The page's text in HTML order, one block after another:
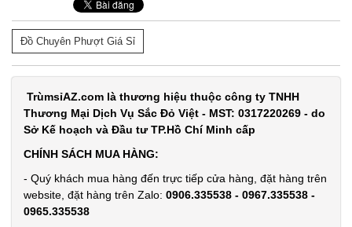
Đồ Chuyên Phượt Giá Sỉ
TrùmsỉAZ.com là thương hiệu thuộc công ty TNHH
Thương Mại Dịch Vụ Sắc Đỏ Việt - MST: 0317220269 - do
Sở Kế hoạch và Đầu tư TP.Hồ Chí Minh cấp
CHÍNH SÁCH MUA HÀNG:
- Quý khách mua hàng đến trực tiếp cửa hàng, đặt hàng trên
website, đặt hàng trên Zalo: 0906.335538 - 0967.335538 -
0965.335538